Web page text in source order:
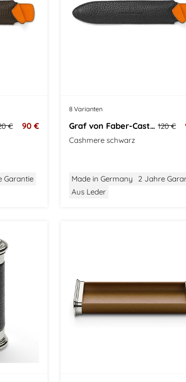
€ 90 €
Garantie
8 Varianten
Graf von Faber-Castell Stifteetui 120 €
Cashmere schwarz
Made in Germany
2 Jahre
Aus Leder